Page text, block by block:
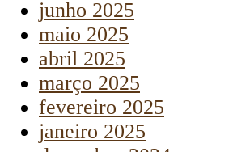
junho 2025
maio 2025
abril 2025
março 2025
fevereiro 2025
janeiro 2025